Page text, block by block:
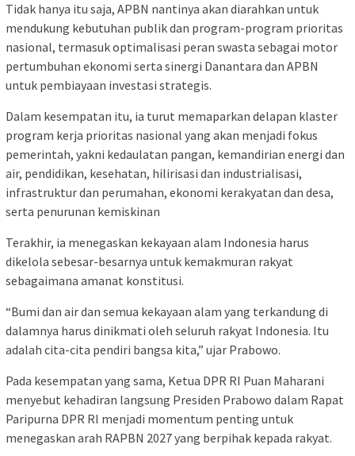
Tidak hanya itu saja, APBN nantinya akan diarahkan untuk
mendukung kebutuhan publik dan program-program prioritas
nasional, termasuk optimalisasi peran swasta sebagai motor
pertumbuhan ekonomi serta sinergi Danantara dan APBN
untuk pembiayaan investasi strategis.
Dalam kesempatan itu, ia turut memaparkan delapan klaster
program kerja prioritas nasional yang akan menjadi fokus
pemerintah, yakni kedaulatan pangan, kemandirian energi dan
air, pendidikan, kesehatan, hilirisasi dan industrialisasi,
infrastruktur dan perumahan, ekonomi kerakyatan dan desa,
serta penurunan kemiskinan
Terakhir, ia menegaskan kekayaan alam Indonesia harus
dikelola sebesar-besarnya untuk kemakmuran rakyat
sebagaimana amanat konstitusi.
“Bumi dan air dan semua kekayaan alam yang terkandung di
dalamnya harus dinikmati oleh seluruh rakyat Indonesia. Itu
adalah cita-cita pendiri bangsa kita,” ujar Prabowo.
Pada kesempatan yang sama, Ketua DPR RI Puan Maharani
menyebut kehadiran langsung Presiden Prabowo dalam Rapat
Paripurna DPR RI menjadi momentum penting untuk
menegaskan arah RAPBN 2027 yang berpihak kepada rakyat.